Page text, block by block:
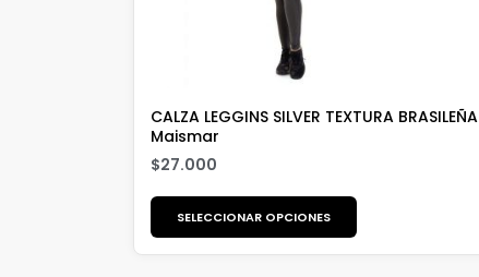
CALZA LEGGINS SILVER TEXTURA BRASILEÑA
Maismar
$27.000
SELECCIONAR OPCIONES